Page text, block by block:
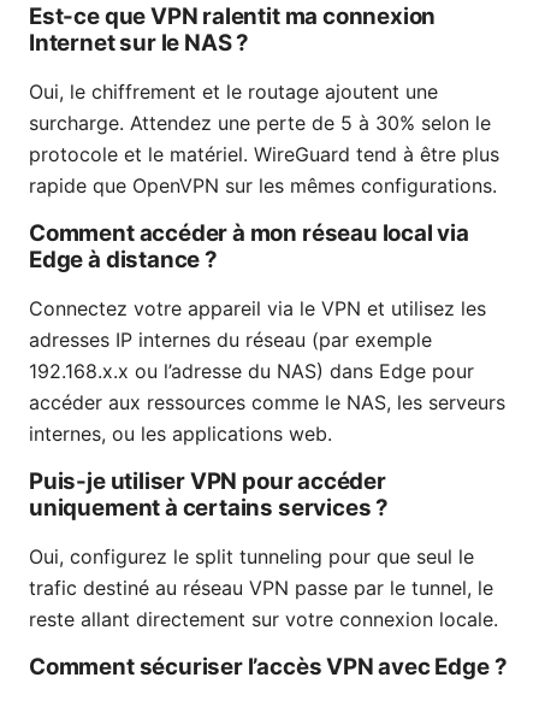
Est-ce que VPN ralentit ma connexion
Internet sur le NAS ?
Oui, le chiffrement et le routage ajoutent une
surcharge. Attendez une perte de 5 à 30% selon le
protocole et le matériel. WireGuard tend à être plus
rapide que OpenVPN sur les mêmes configurations.
Comment accéder à mon réseau local via
Edge à distance ?
Connectez votre appareil via le VPN et utilisez les
adresses IP internes du réseau (par exemple
192.168.x.x ou l’adresse du NAS) dans Edge pour
accéder aux ressources comme le NAS, les serveurs
internes, ou les applications web.
Puis-je utiliser VPN pour accéder
uniquement à certains services ?
Oui, configurez le split tunneling pour que seul le
trafic destiné au réseau VPN passe par le tunnel, le
reste allant directement sur votre connexion locale.
Comment sécuriser l’accès VPN avec Edge ?